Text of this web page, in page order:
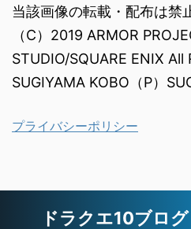
当該画像の転載・配布は禁
（C）2019 ARMOR
STUDIO/SQUARE ENIX All
SUGIYAMA KOBO（P）
プライバシーポリシー
ドラクエ10ブロ